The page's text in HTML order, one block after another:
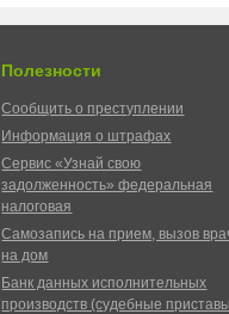
Полезности
Сообщить о преступлении
Информация о штрафах
Сервис «Узнай свою
задолженность» федеральная
налоговая
Самозапись на прием, вызов
на дом
Банк данных исполнительных
производств (судебные